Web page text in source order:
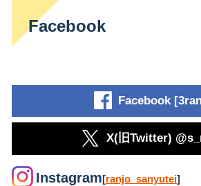
Facebook
Facebook
X(旧Twitter)
Instagram[ranjo_sanyutei]